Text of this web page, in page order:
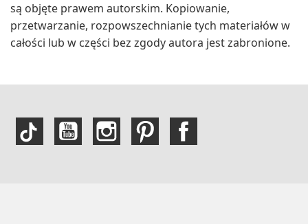
są objęte prawem autorskim. Kopiowanie,
przetwarzanie, rozpowszechnianie tych materiałów w
całości lub w części bez zgody autora jest zabronione.